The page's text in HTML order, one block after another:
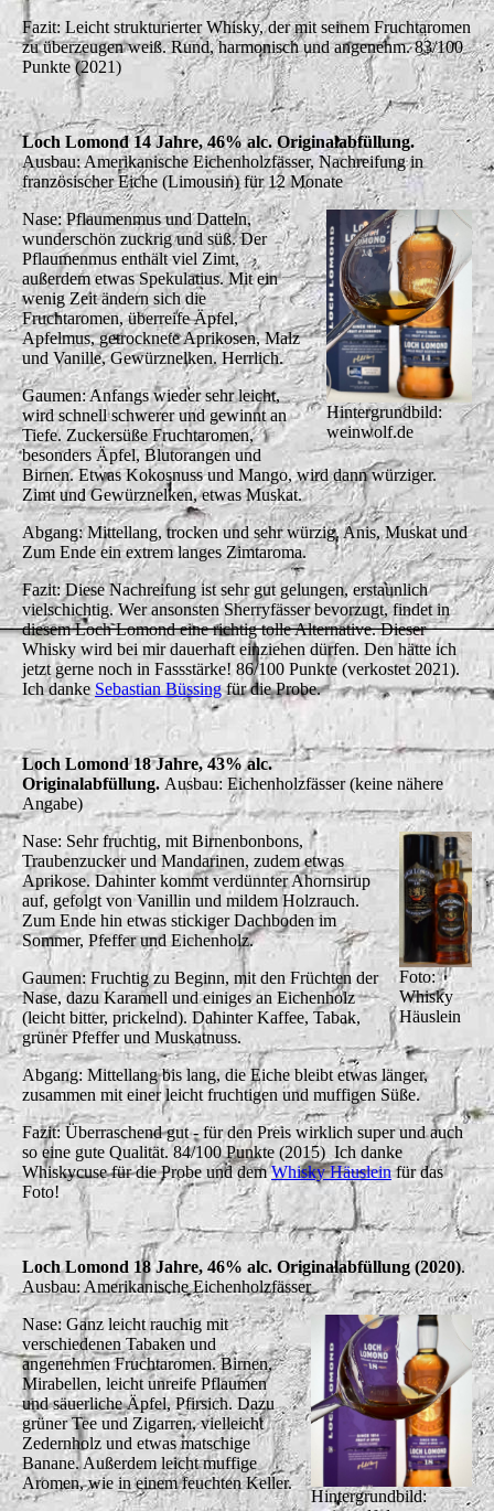
Fazit: Leicht strukturierter Whisky, der mit seinem Fruchtaromen
zu überzeugen weiß. Rund, harmonisch und angenehm. 83/100
Punkte (2021)
Loch Lomond 14 Jahre, 46% alc. Originalabfüllung.
Ausbau: Amerikanische Eichenholzfässer, Nachreifung in
französischer Eiche (Limousin) für 12 Monate
Hintergrundbild:
weinwolf.de
Nase: Pflaumenmus und Datteln,
wunderschön zuckrig und süß. Der
Pflaumenmus enthält viel Zimt,
außerdem etwas Spekulatius. Mit ein
wenig Zeit ändern sich die
Fruchtaromen, überreife Äpfel,
Apfelmus, getrocknete Aprikosen, Malz
und Vanille, Gewürznelken. Herrlich.
Gaumen: Anfangs wieder sehr leicht,
wird schnell schwerer und gewinnt an
Tiefe. Zuckersüße Fruchtaromen,
besonders Äpfel, Blutorangen und
Birnen. Etwas Kokosnuss und Mango, wird dann würziger.
Zimt und Gewürznelken, etwas Muskat.
Abgang: Mittellang, trocken und sehr würzig. Anis, Muskat und
Zum Ende ein extrem langes Zimtaroma.
Fazit: Diese Nachreifung ist sehr gut gelungen, erstaunlich
vielschichtig. Wer ansonsten Sherryfässer bevorzugt, findet in
diesem Loch Lomond eine richtig tolle Alternative. Dieser
Whisky wird bei mir dauerhaft einziehen dürfen. Den hätte ich
jetzt gerne noch in Fassstärke! 86/100 Punkte (verkostet 2021).
Ich danke Sebastian Büssingfür die Probe.
Loch Lomond 18 Jahre, 43% alc.
Originalabfüllung. Ausbau: Eichenholzfässer (keine nähere
Angabe)
Foto:
Whisky
Häuslein
Nase: Sehr fruchtig, mit Birnenbonbons,
Traubenzucker und Mandarinen, zudem etwas
Aprikose. Dahinter kommt verdünnter Ahornsirup
auf, gefolgt von Vanillin und mildem Holzrauch.
Zum Ende hin etwas stickiger Dachboden im
Sommer, Pfeffer und Eichenholz.
Gaumen: Fruchtig zu Beginn, mit den Früchten der
Nase, dazu Karamell und einiges an Eichenholz
(leicht bitter, prickelnd). Dahinter Kaffee, Tabak,
grüner Pfeffer und Muskatnuss.
Abgang: Mittellang bis lang, die Eiche bleibt etwas länger,
zusammen mit einer leicht fruchtigen und muffigen Süße.
Fazit: Überraschend gut - für den Preis wirklich super und auch
so eine gute Qualität. 84/100 Punkte (2015) Ich danke
Whiskycuse für die Probe und demWhisky Häusleinfür das
Foto!
Loch Lomond 18 Jahre, 46% alc. Originalabfüllung (2020).
Ausbau: Amerikanische Eichenholzfässer
Hintergrundbild:
Nase: Ganz leicht rauchig mit
verschiedenen Tabaken und
angenehmen Fruchtaromen. Birnen,
Mirabellen, leicht unreife Pflaumen
und säuerliche Äpfel, Pfirsich. Dazu
grüner Tee und Zigarren, vielleicht
Zedernholz und etwas matschige
Banane. Außerdem leicht muffige
Aromen, wie in einem feuchten Keller.